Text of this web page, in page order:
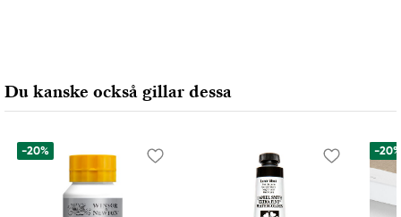
Du kanske också gillar dessa
-20% -